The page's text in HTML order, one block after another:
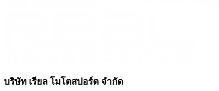
บริษัท เรียล โมโตสปอร์ต จำกัด